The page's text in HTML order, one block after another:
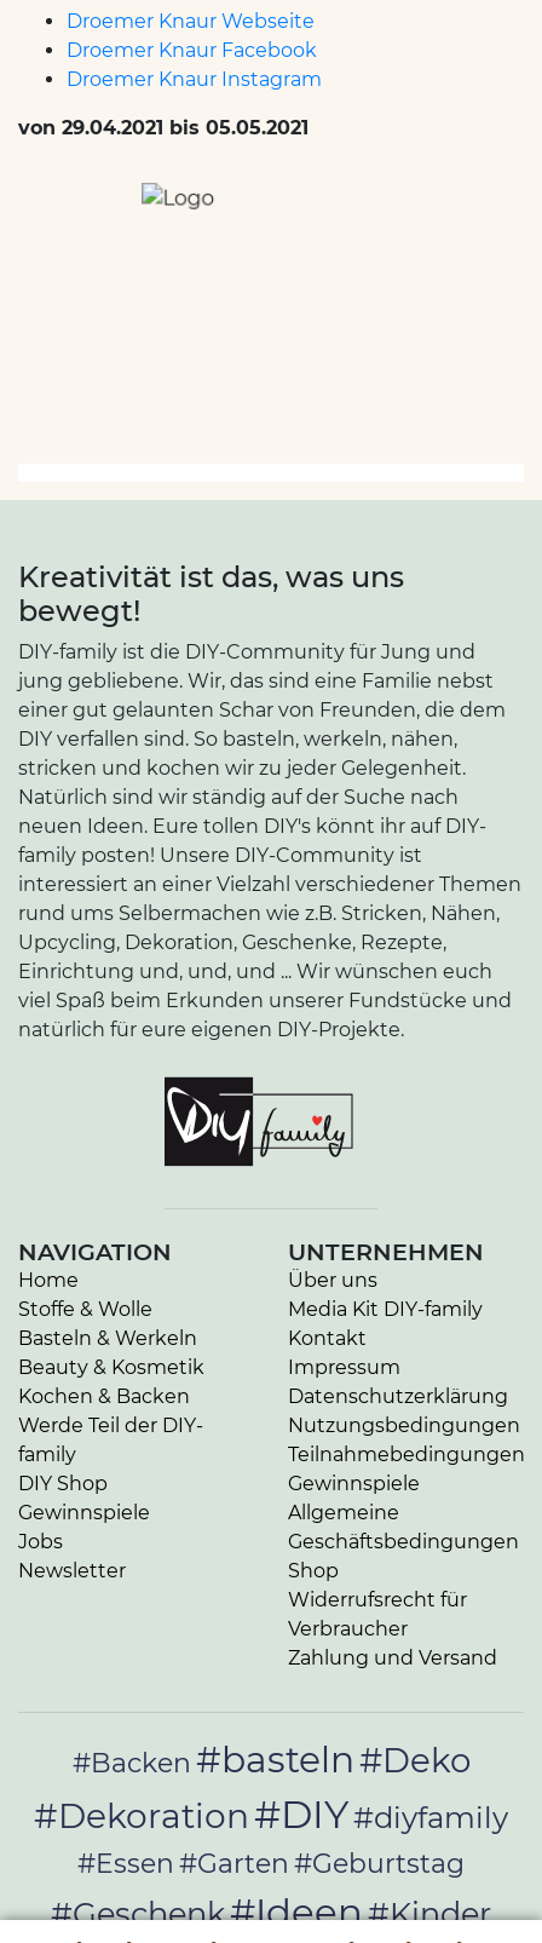
Droemer Knaur Webseite
Droemer Knaur Facebook
Droemer Knaur Instagram
von 29.04.2021 bis 05.05.2021
Kreativität ist das, was uns
bewegt!
DIY-family ist die DIY-Community für Jung und
jung gebliebene. Wir, das sind eine Familie nebst
einer gut gelaunten Schar von Freunden, die dem
DIY verfallen sind. So basteln, werkeln, nähen,
stricken und kochen wir zu jeder Gelegenheit.
Natürlich sind wir ständig auf der Suche nach
neuen Ideen. Eure tollen DIY's könnt ihr auf DIY-
family posten! Unsere DIY-Community ist
interessiert an einer Vielzahl verschiedener Themen
rund ums Selbermachen wie z.B. Stricken, Nähen,
Upcycling, Dekoration, Geschenke, Rezepte,
Einrichtung und, und, und ... Wir wünschen euch
viel Spaß beim Erkunden unserer Fundstücke und
natürlich für eure eigenen DIY-Projekte.
NAVIGATION
Home
Stoffe & Wolle
Basteln & Werkeln
Beauty & Kosmetik
Kochen & Backen
Werde Teil der DIY-
family
DIY Shop
Gewinnspiele
Jobs
Newsletter
UNTERNEHMEN
Über uns
Media Kit DIY-family
Kontakt
Impressum
Datenschutzerklärung
Nutzungsbedingungen
Teilnahmebedingungen
Gewinnspiele
Allgemeine
Geschäftsbedingungen
Shop
Widerrufsrecht für
Verbraucher
Zahlung und Versand
#Backen #basteln#Deko
#Dekoration #DIY#diyfamily
#Essen #Garten #Geburtstag
#Geschenk#Ideen#Kinder